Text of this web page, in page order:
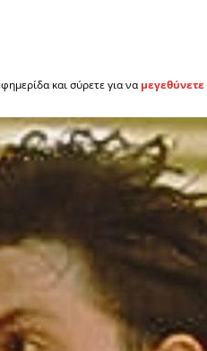
και σύρετε για ναμεγεθύνετε